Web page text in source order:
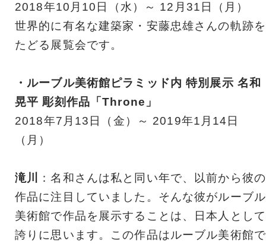
2018年10月10日（水）～ 12月31日（月）
世界的に有名な建築家・安藤忠雄さんの軌跡を
たどる展覧会です。
・ルーブル美術館ピラミッド内 特別展示 名和
晃平 彫刻作品「Throne」
2018年7月13日（金）～ 2019年1月14日
（月）
滝川
：名和さんは私と同い年で、以前から彼の
作品に注目していました。そんな彼がルーブル
美術館で作品を展示することは、日本人として
誇りに思います。この作品はルーブル美術館で